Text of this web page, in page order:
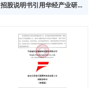
招股说明书引用华经产业研究